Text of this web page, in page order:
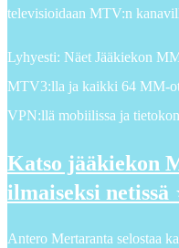
televisioidaan MTV:n
Lyhyesti: Näet Jääkiekon
MTV3:lla ja kaikki 64 MM-
VPN:llä mobiilissa ja
Katso jääkiekon
ilmaiseksi
Antero Mertaranta selostaa